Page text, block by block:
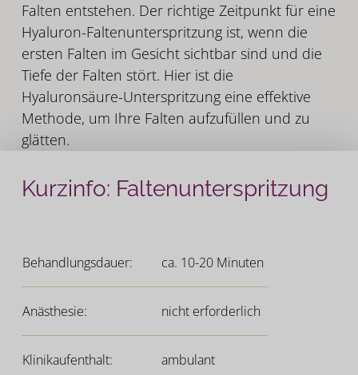
Falten entstehen. Der richtige Zeitpunkt für eine
Hyaluron-Faltenunterspritzung ist, wenn die
ersten Falten im Gesicht sichtbar sind und die
Tiefe der Falten stört. Hier ist die
Hyaluronsäure-Unterspritzung eine effektive
Methode, um Ihre Falten aufzufüllen und zu
glätten.
Kurzinfo: Faltenunterspritzung
Behandlungsdauer: ca. 10-20 Minuten
Anästhesie: nicht erforderlich
Klinikaufenthalt: ambulant